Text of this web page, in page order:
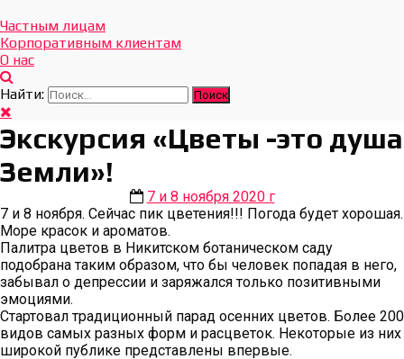
Отдых Без Границ
Эксклюзивные экскурсии по Севастополю и Крыму
Частным лицам
Корпоративным клиентам
О нас
Найти:
Экскурсия «Цветы -это душа
Земли»!
7 и 8 ноября 2020 г
7 и 8 ноября. Сейчас пик цветения!!! Погода будет хорошая.
Море красок и ароматов.
Палитра цветов в Никитском ботаническом саду
подобрана таким образом, что бы человек попадая в него,
забывал о депрессии и заряжался только позитивными
эмоциями.
Стартовал традиционный парад осенних цветов. Более 200
видов самых разных форм и расцветок. Некоторые из них
широкой публике представлены впервые.